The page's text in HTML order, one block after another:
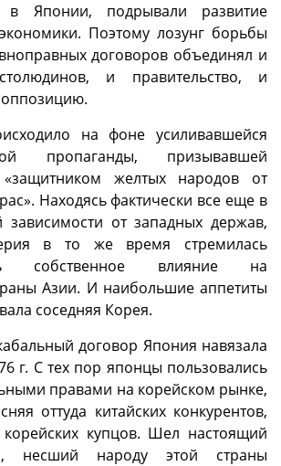
в Японии, подрывали развитие
Поэтому лозунг борьбы
договоров объединял и
и правительство, и
на фоне усиливавшейся
пропаганды, призывавшей
желтых народов от
Находясь фактически все еще в
зависимости от западных держав,
в то же время стремилась
собственное влияние на
Азии. И наибольшие аппетиты
соседняя Корея.
договор Япония навязала
г. С тех пор японцы пользовались
правами на корейском рынке,
оттуда китайских конкурентов,
купцов. Шел настоящий
несший народу этой страны